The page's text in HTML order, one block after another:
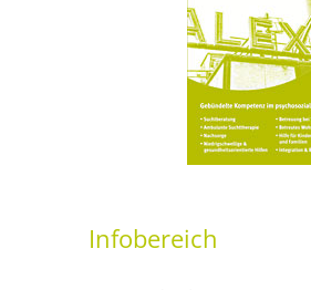
Infobereich